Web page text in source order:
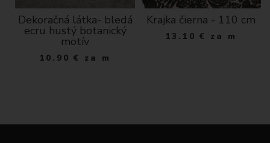
Dekoračná látka- bledá
ecru hustý botanický
motív
10.90 € za m
Krajka čierna - 110 cm
13.10 € za m